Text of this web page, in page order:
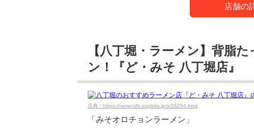
店舗の
【八丁堀・ラーメン】背脂
ン！『ど・みそ 八丁堀店』
出典：https://ramendb.supleks.jp/s/26254.html
「みそオロチョンラーメン」